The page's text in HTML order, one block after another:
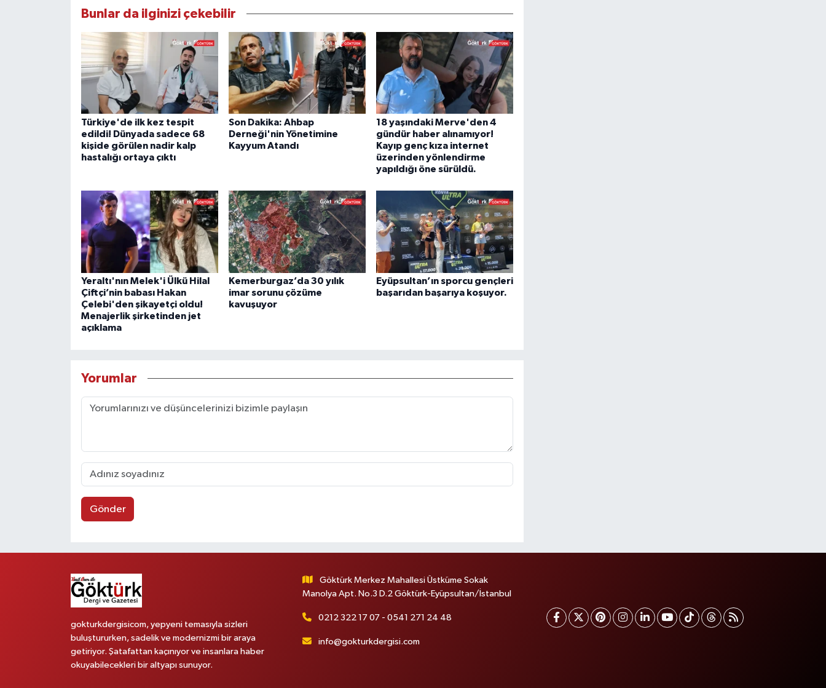
Bunlar da ilginizi çekebilir
Türkiye'de ilk kez tespit
edildi! Dünyada sadece 68
kişide görülen nadir kalp
hastalığı ortaya çıktı
Son Dakika: Ahbap
Derneği'nin Yönetimine
Kayyum Atandı
18 yaşındaki Merve'den 4
gündür haber alınamıyor!
Kayıp genç kıza internet
üzerinden yönlendirme
yapıldığı öne sürüldü.
Yeraltı'nın Melek'i Ülkü Hilal
Çiftçi’nin babası Hakan
Çelebi'den şikayetçi oldu!
Menajerlik şirketinden jet
açıklama
Kemerburgaz’da 30 yılık
imar sorunu çözüme
kavuşuyor
Eyüpsultan’ın sporcu gençleri
başarıdan başarıya koşuyor.
Yorumlar
Gönder
gokturkdergisicom, yepyeni temasıyla sizleri
buluştururken, sadelik ve modernizmi bir araya
getiriyor. Şatafattan kaçınıyor ve insanlara haber
okuyabilecekleri bir altyapı sunuyor.
Göktürk Merkez Mahallesi Üstküme Sokak
Manolya Apt. No.3 D.2 Göktürk-Eyüpsultan/İstanbul
0212 322 17 07 - 0541 271 24 48
info@gokturkdergisi.com